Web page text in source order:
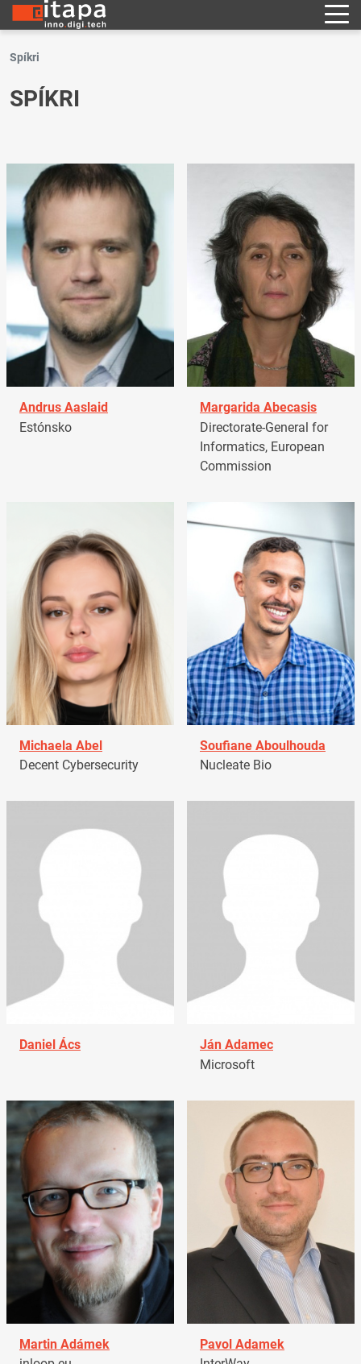
Spíkri
SPÍKRI
Andrus Aaslaid
Estónsko
Margarida Abecasis
Directorate-General for
Informatics, European
Commission
Michaela Abel
Decent Cybersecurity
Soufiane Aboulhouda
Nucleate Bio
Daniel Ács
Ján Adamec
Microsoft
Martin Adámek
Pavol Adamek